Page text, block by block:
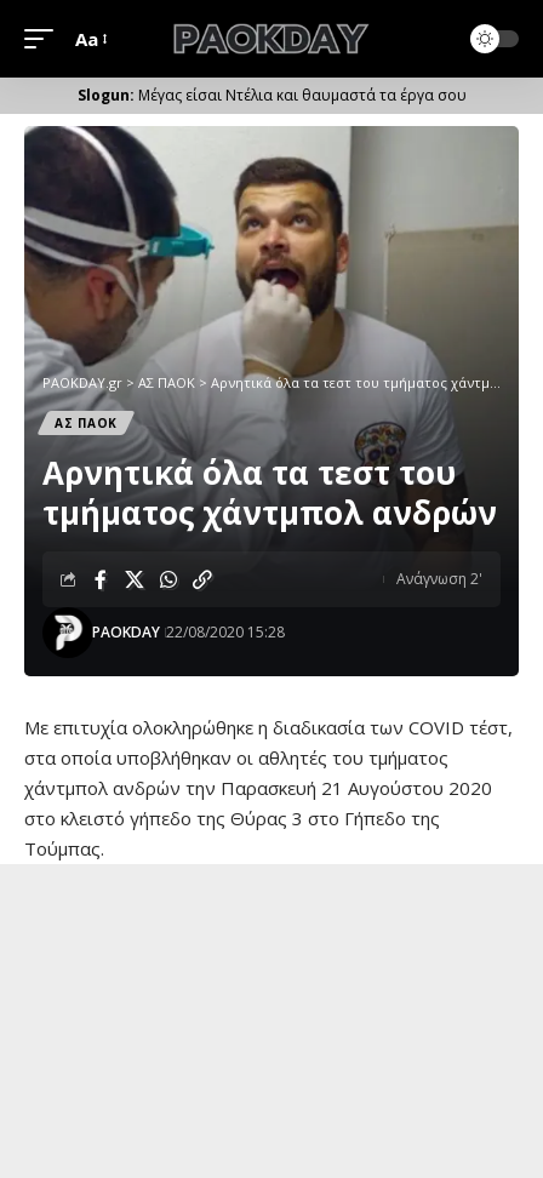
Μέγεθος
Γραμματοσειράς
Aa
Μέγας είσαι Ντέλια και θαυμαστά τα έργα σου
PAOKDAY.gr > ΑΣ ΠΑΟΚ > Αρνητικά όλα τα τεστ του τμήματος χάντμπολ ανδρών
ΑΣ ΠΑΟΚ
Αρνητικά όλα τα τεστ του
τμήματος χάντμπολ ανδρών
PAOKDAY 22/08/2020 15:28
Ανάγνωση 2'
Με επιτυχία ολοκληρώθηκε η διαδικασία των COVID τέστ,
στα οποία υποβλήθηκαν οι αθλητές του τμήματος
χάντμπολ ανδρών την Παρασκευή 21 Αυγούστου 2020
στο κλειστό γήπεδο της Θύρας 3 στο Γήπεδο της
Τούμπας.